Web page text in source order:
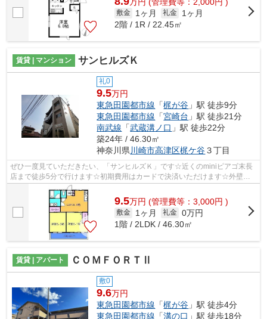
敷金 1ヶ月 礼金
1ヶ月
2階 / 1R / 22.45㎡
賃貸 | マンション サンヒルズＫ
礼0
9.5万円
東急田園都市線 「梶が谷 」駅 徒歩9分
東急田園都市線 「宮崎台 」駅 徒歩21分
南武線 「武蔵溝ノ口 」駅 徒歩22分
築24年 / 46.30㎡
神奈川県 川崎市高津区梶ケ谷３丁目
ぜひ一度見ていただきたい、「サンヒルズＫ」です☆近くのminiピアゴ末長
店まで徒歩5分で行けます☆初期費用はカードで決済いただけます☆外壁は
タイル張りとなっていて、外観が素敵です☆...
9.5万円 (管理費等：3,000円 )
敷金 1ヶ月 礼金 0万円
1階 / 2LDK / 46.30㎡
賃貸 | アパート ＣＯＭＦＯＲＴⅡ
敷0
9.6万円
東急田園都市線 「梶が谷 」駅 徒歩4分
東急田園都市線 「溝の口 」駅 徒歩18分